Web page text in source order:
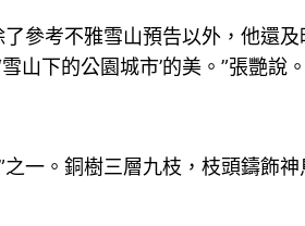
參考不雅雪山預告以外，他還
山下的公園城市’的美。”張艷說。
一。銅樹三層九枝，枝頭鑄飾